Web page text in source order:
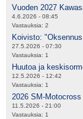
Vuoden 2027
4.6.2026 - 08:45
Vastauksia: 2
Koivisto:
27.5.2026 - 07:30
Vastauksia: 1
Huutoa ja
12.5.2026 - 12:42
Vastauksia: 1
2026 SM-
11.5.2026 - 21:00
Vastauksia: 1